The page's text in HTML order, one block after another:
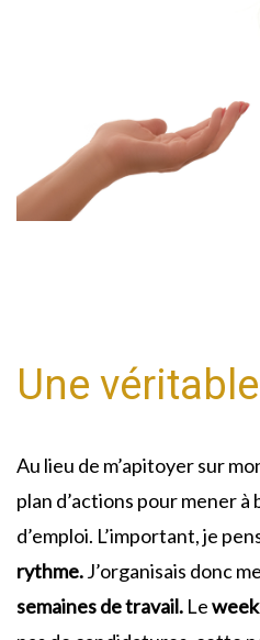
Une
Au lieu de m’apitoyer sur
plan d’actions pour mener
d’emploi. L’important, je
rythme.J’organisais donc
semaines de travail. Le